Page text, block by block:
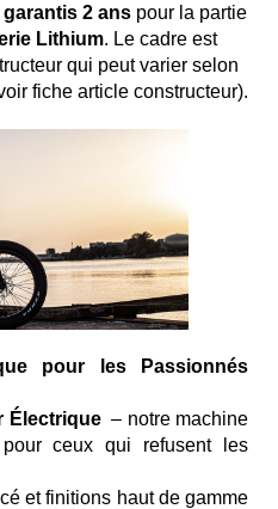
garantis 2 anspour la partie
Lithium. Le cadre est
qui peut varier selon
fiche article constructeur).
pour les Passionnés
Électrique– notre machine
ceux qui refusent les
et finitions haut de gamme